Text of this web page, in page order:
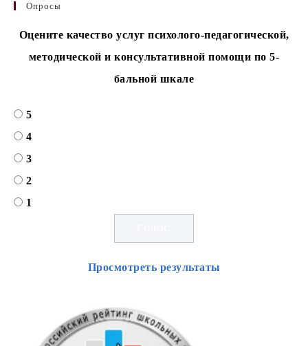
Опросы
Оцените качество услуг психолого-педагогической,
методической и консультативной помощи по 5-
бальной шкале
5
4
3
2
1
Просмотреть результаты